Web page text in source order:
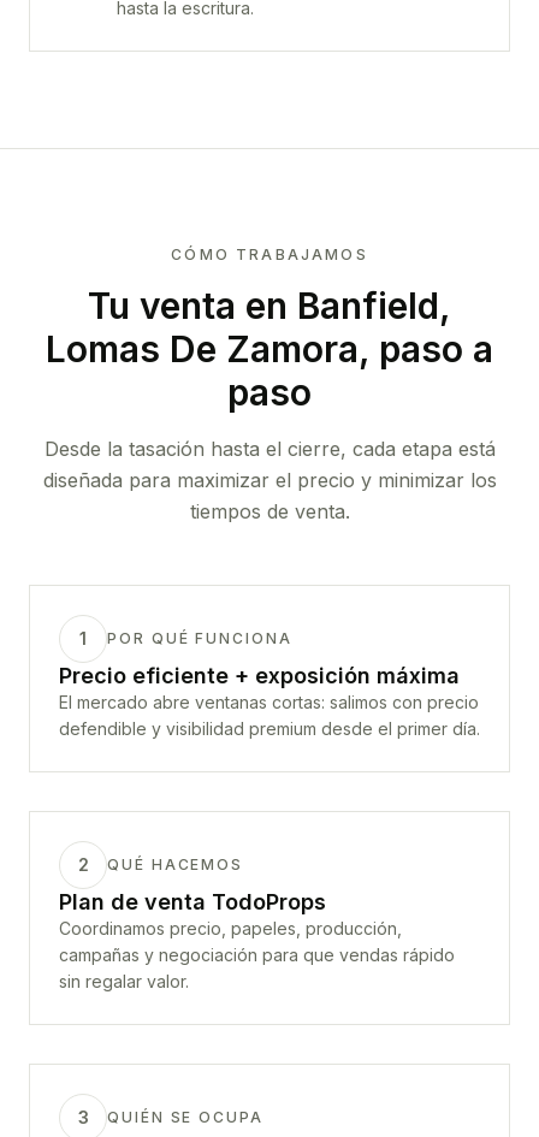
hasta la escritura.
CÓMO TRABAJAMOS
Tu venta en Banfield,
Lomas De Zamora, paso a
paso
Desde la tasación hasta el cierre, cada etapa está
diseñada para maximizar el precio y minimizar los
tiempos de venta.
1 POR QUÉ FUNCIONA
Precio eficiente + exposición máxima
El mercado abre ventanas cortas: salimos con precio
defendible y visibilidad premium desde el primer día.
2 QUÉ HACEMOS
Plan de venta TodoProps
Coordinamos precio, papeles, producción,
campañas y negociación para que vendas rápido
sin regalar valor.
3 QUIÉN SE OCUPA